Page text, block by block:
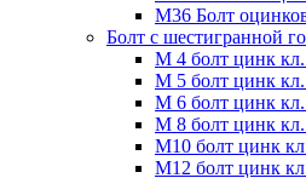
М36 Болт
Болт с шестигранной
М 4 болт цинк
М 5 болт цинк
М 6 болт цинк
М 8 болт цинк
М10 болт цинк
М12 болт цинк